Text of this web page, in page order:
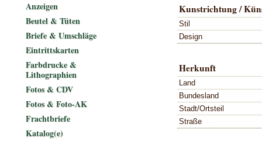
Kunstrichtung /
Stil
Design
Herkunft
Land
Bundesland
Stadt/Ortsteil
Straße
Anzeigen
Beutel & Tüten
Briefe & Umschläge
Eintrittskarten
Farbdrucke &
Lithographien
Fotos & CDV
Fotos & Foto-AK
Frachtbriefe
Katalog(e)